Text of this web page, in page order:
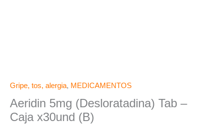
Gripe, tos, alergia, MEDICAMENTOS
Aeridin 5mg (Desloratadina) Tab –
Caja x30und (B)